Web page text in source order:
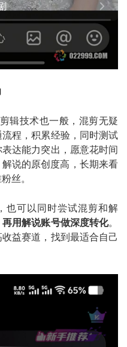
辑技术也一般，混剪无疑
程，积累经验，同时测试
达能力突出，愿意花时间
说的原创度高，长期来看
丝。
也可以同时尝试混剪和解
用解说账号做深度转化。
益赛道，找到最适合自己